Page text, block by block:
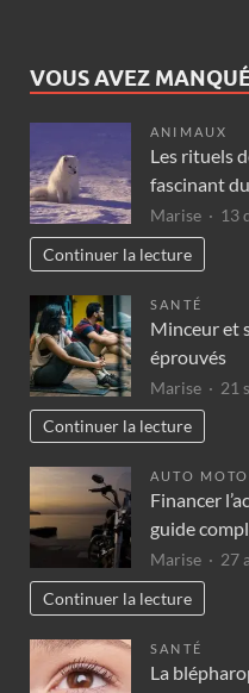
VOUS AVEZ
ANIMAUX
Les rituels
fascinant
Marise
13
Continuer la lecture
SANTÉ
Minceur et
éprouvés
Marise
21
Continuer la lecture
AUTO MOTO
Financer
guide
Marise
27
Continuer la lecture
SANTÉ
La